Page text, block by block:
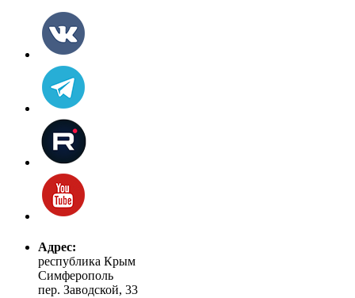
Адрес:
республика Крым
Симферополь
пер. Заводской, 33